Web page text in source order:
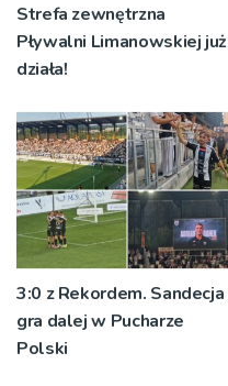
Strefa zewnętrzna
Pływalni Limanowskiej już
działa!
3:0 z Rekordem. Sandecja
gra dalej w Pucharze
Polski